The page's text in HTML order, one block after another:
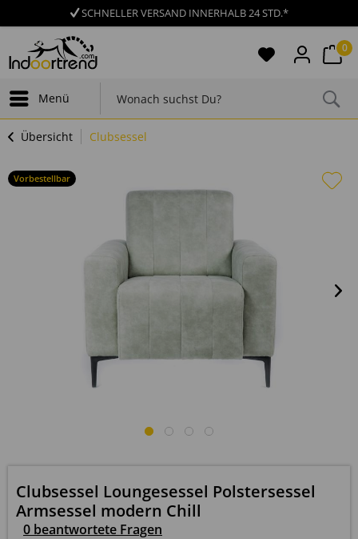
SCHNELLER VERSAND INNERHALB 24 STD.*
Menü
0
Übersicht Clubsessel
Vorbestellbar
Clubsessel Loungesessel Polstersessel
Armsessel modern Chill
0 beantwortete Fragen